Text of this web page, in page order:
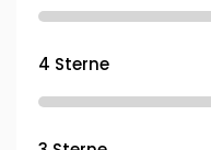
4 Sterne